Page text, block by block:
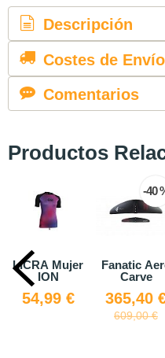
Descripción
Costes de Envío
Comentarios
Productos
ION AMAZE
AMP 5/4
329,99 €
-
Element
Back
155,99
259,99